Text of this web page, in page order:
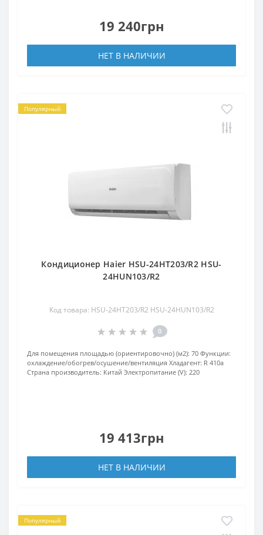
19 240грн
НЕТ В НАЛИЧИИ
Популярный
Кондиционер Haier HSU-24HT203/R2 HSU-
24HUN103/R2
Код товара: HSU-24HT203/R2 HSU-24HUN103/R2
0
Для помещения площадью (ориентировочно) (м2): 70 Функции:
охлаждение/обогрев/осушение/вентиляция Хладагент: R 410a
Страна производитель: Китай Электропитание (V): 220
19 413грн
НЕТ В НАЛИЧИИ
Популярный